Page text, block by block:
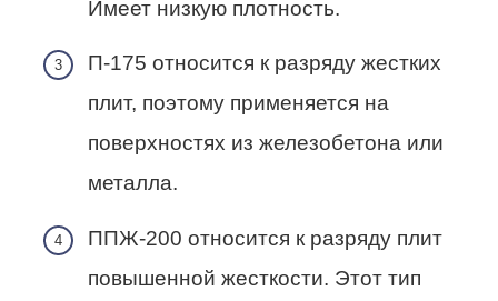
Имеет низкую плотность.
П-175 относится к разряду жестких
плит, поэтому применяется на
поверхностях из железобетона или
металла.
ППЖ-200 относится к разряду плит
повышенной жесткости. Этот тип